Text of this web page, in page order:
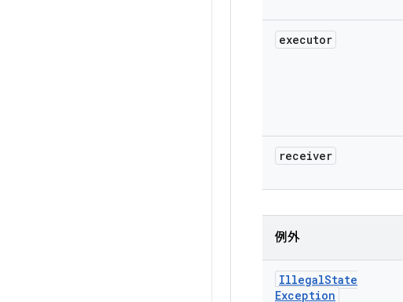
executor
receiver
例外
IllegalState
Exception